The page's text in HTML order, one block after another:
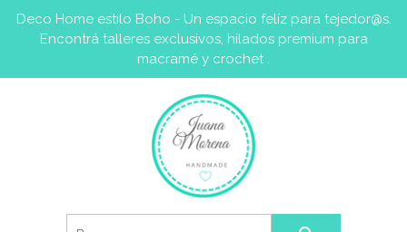
Deco Home estilo Boho - Un espacio felíz para tejedor@s.
Encontrá talleres exclusivos, hilados premium para
macramé y crochet .